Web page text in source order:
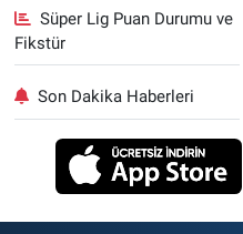
Süper Lig Puan Durumu ve
Fikstür
Son Dakika Haberleri